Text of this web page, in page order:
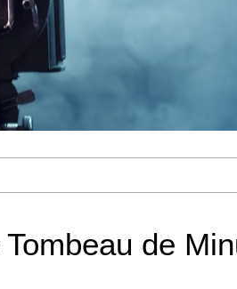
de